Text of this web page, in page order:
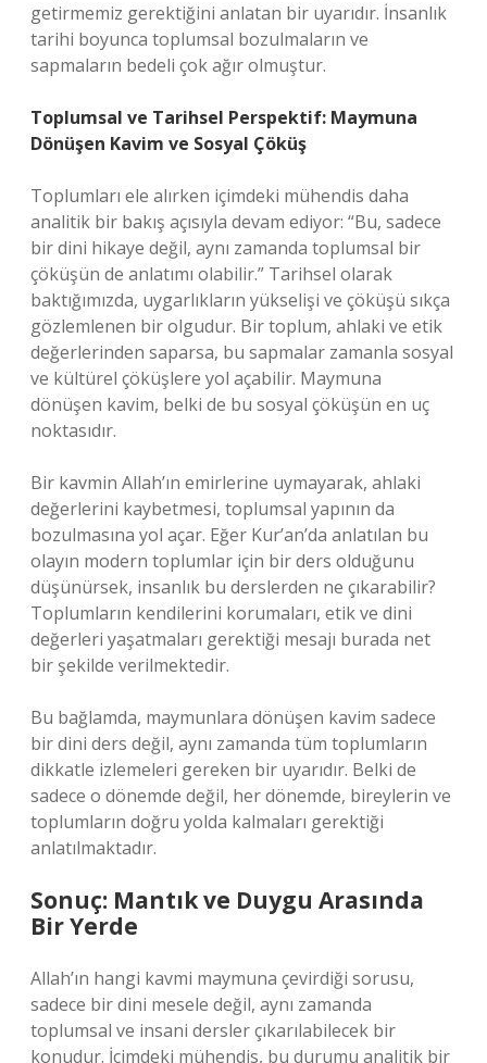
getirmemiz gerektiğini anlatan bir uyarıdır. İnsanlık
tarihi boyunca toplumsal bozulmaların ve
sapmaların bedeli çok ağır olmuştur.
Toplumsal ve Tarihsel Perspektif: Maymuna
Dönüşen Kavim ve Sosyal Çöküş
Toplumları ele alırken içimdeki mühendis daha
analitik bir bakış açısıyla devam ediyor: “Bu, sadece
bir dini hikaye değil, aynı zamanda toplumsal bir
çöküşün de anlatımı olabilir.” Tarihsel olarak
baktığımızda, uygarlıkların yükselişi ve çöküşü sıkça
gözlemlenen bir olgudur. Bir toplum, ahlaki ve etik
değerlerinden saparsa, bu sapmalar zamanla sosyal
ve kültürel çöküşlere yol açabilir. Maymuna
dönüşen kavim, belki de bu sosyal çöküşün en uç
noktasıdır.
Bir kavmin Allah’ın emirlerine uymayarak, ahlaki
değerlerini kaybetmesi, toplumsal yapının da
bozulmasına yol açar. Eğer Kur’an’da anlatılan bu
olayın modern toplumlar için bir ders olduğunu
düşünürsek, insanlık bu derslerden ne çıkarabilir?
Toplumların kendilerini korumaları, etik ve dini
değerleri yaşatmaları gerektiği mesajı burada net
bir şekilde verilmektedir.
Bu bağlamda, maymunlara dönüşen kavim sadece
bir dini ders değil, aynı zamanda tüm toplumların
dikkatle izlemeleri gereken bir uyarıdır. Belki de
sadece o dönemde değil, her dönemde, bireylerin ve
toplumların doğru yolda kalmaları gerektiği
anlatılmaktadır.
Sonuç: Mantık ve Duygu Arasında
Bir Yerde
Allah’ın hangi kavmi maymuna çevirdiği sorusu,
sadece bir dini mesele değil, aynı zamanda
toplumsal ve insani dersler çıkarılabilecek bir
konudur. İçimdeki mühendis, bu durumu analitik bir